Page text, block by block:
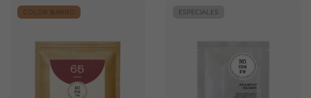
COLOR BARRO ESPECIALES